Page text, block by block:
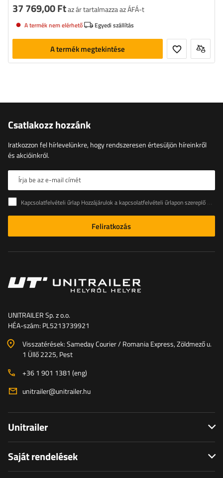
37 769,00 Ftaz ár tartalmazza az ÁFÁ-t
A termék nem elérhető Egyedi szállítás
A termék megtekintése
Csatlakozz hozzánk
Iratkozzon fel hírlevelünkre, hogy rendszeresen értesüljön híreinkről
és akcióinkról.
Írja be az e-mail címét
Kapcsolatfelvételi űrlap Hozzájárulok a kapcsolatfelvételi űrlapon szereplő személyes adataimnak az Európai Parlament és a Tanács (EU) rendeletével összhangban történő kezeléséhez
Feliratkozás
UNITRAILER Sp. z o.o.
HÉA-szám: PL5213739921
Visszatérések: Sameday Courier / Romania Express, Zöldmező u.
1 Üllő 2225, Pest
+36 1 901 1381 (eng)
unitrailer@unitrailer.hu
Unitrailer
Saját rendelések